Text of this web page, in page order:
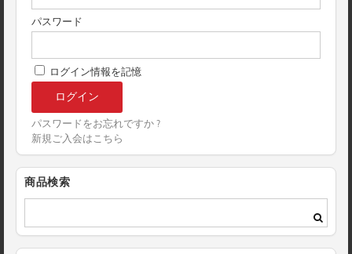
パスワード
ログイン情報を記憶
パスワードをお忘れですか ?
新規ご入会はこちら
商品検索